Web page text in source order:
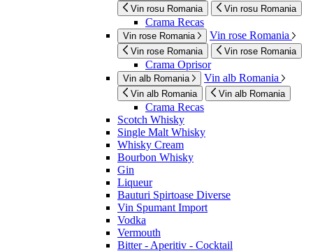
Vin rosu Romania Vin rosu Romania
Crama Recas
Vin rose Romania Vin rose Romania
Vin rose Romania Vin rose Romania
Crama Oprisor
Vin alb Romania Vin alb Romania
Vin alb Romania Vin alb Romania
Crama Recas
Scotch Whisky
Single Malt Whisky
Whisky Cream
Bourbon Whisky
Gin
Liqueur
Bauturi Spirtoase Diverse
Vin Spumant Import
Vodka
Vermouth
Bitter - Aperitiv - Cocktail